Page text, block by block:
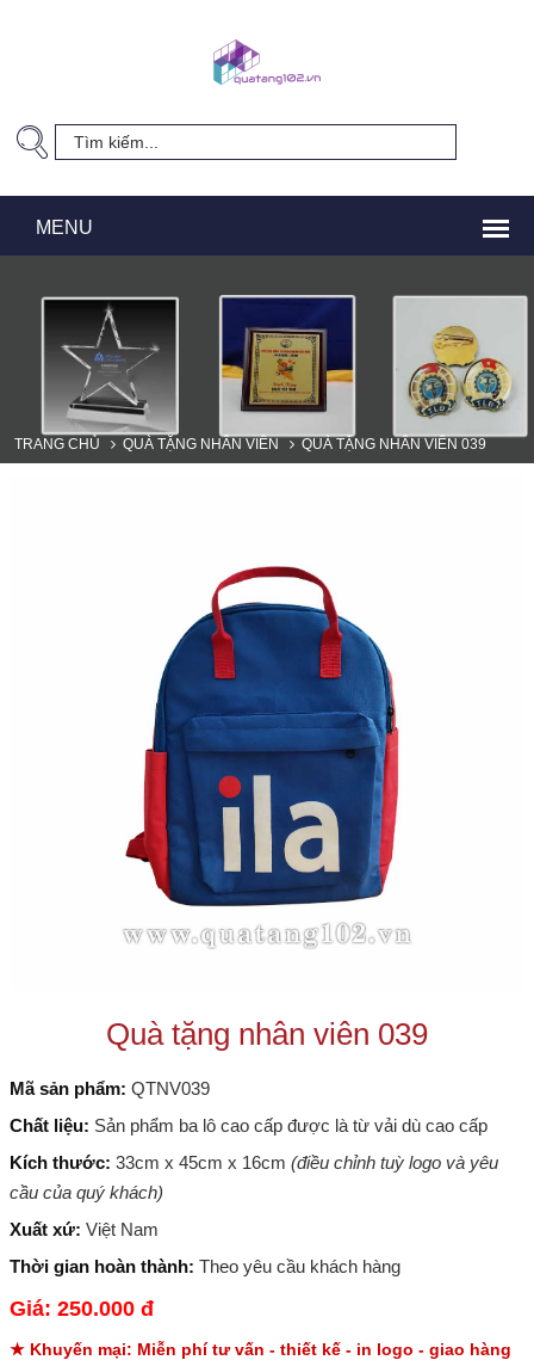
TRANG CHỦ QUÀ TẶNG NHÂN VIÊN QUÀ TẶNG NHÂN VIÊN 039
Quà tặng nhân viên 039
Mã sản phẩm: QTNV039
Chất liệu: Sản phẩm ba lô cao cấp được là từ vải dù cao cấp
Kích thước: 33cm x 45cm x 16cm (điều chỉnh tuỳ logo và yêu
cầu của quý khách)
Xuất xứ: Việt Nam
Thời gian hoàn thành: Theo yêu cầu khách hàng
Giá: 250.000 đ
★ Khuyến mại: Miễn phí tư vấn - thiết kế - in logo - giao hàng